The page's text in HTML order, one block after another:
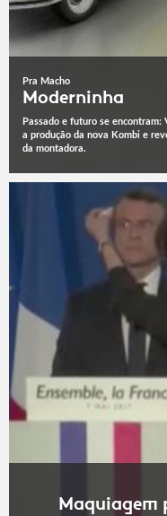
Pra Macho
Moderninha
Passado e futuro se encontram:
a produção da nova Kombi e
da montadora.
Maquiagem